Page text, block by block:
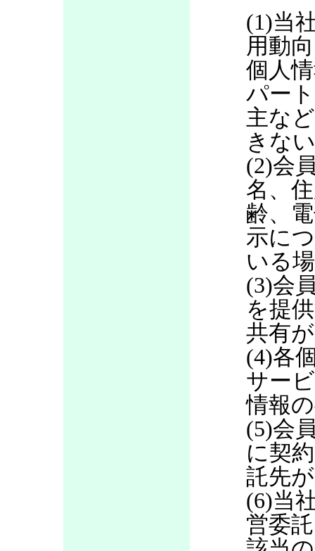
(1)当
用動
個人
パー
主な
きな
(2)会
名、
齢、
示に
いる
(3)会
を提
共有
(4)各
サー
情報
(5)会
に契
託先
(6)当
営委